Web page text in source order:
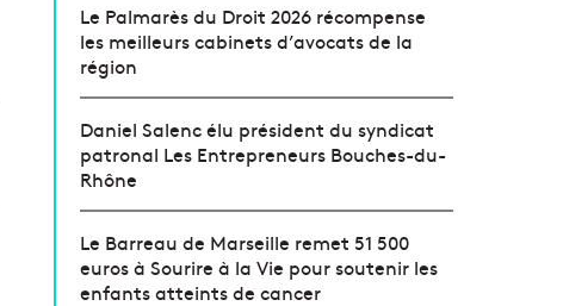
Le Palmarès du Droit 2026 récompense
les meilleurs cabinets d’avocats de la
région
Daniel Salenc élu président du syndicat
patronal Les Entrepreneurs Bouches-du-
Rhône
Le Barreau de Marseille remet 51 500
euros à Sourire à la Vie pour soutenir les
enfants atteints de cancer